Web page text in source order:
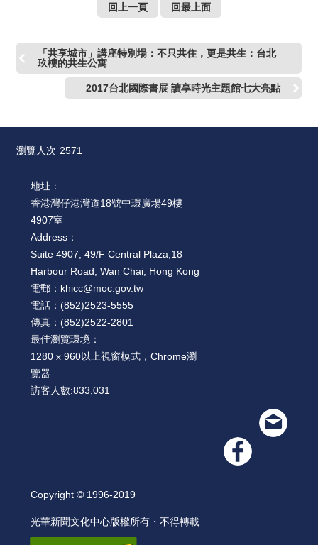
回上一頁 回最上面
「共享城市」講座特別場：不只共住，更是共生：台北
玖樓的共生公寓
2017台北國際書展 讀享時光主題館七大亮點
瀏覽人次 2571
地址：
香港灣仔港灣道18號中環廣場49樓
4907室
Address：
Suite 4907, 49/F Central Plaza,18
Harbour Road, Wan Chai, Hong Kong
電郵： khicc@moc.gov.tw
電話： (852)2523-5555
傳真： (852)2522-2801
最佳瀏覽環境：
1280 x 960以上視窗模式，Chrome瀏
覽器
訪客人數:833,031
Copyright © 1996-2019
光華新聞文化中心版權所有・不得轉載